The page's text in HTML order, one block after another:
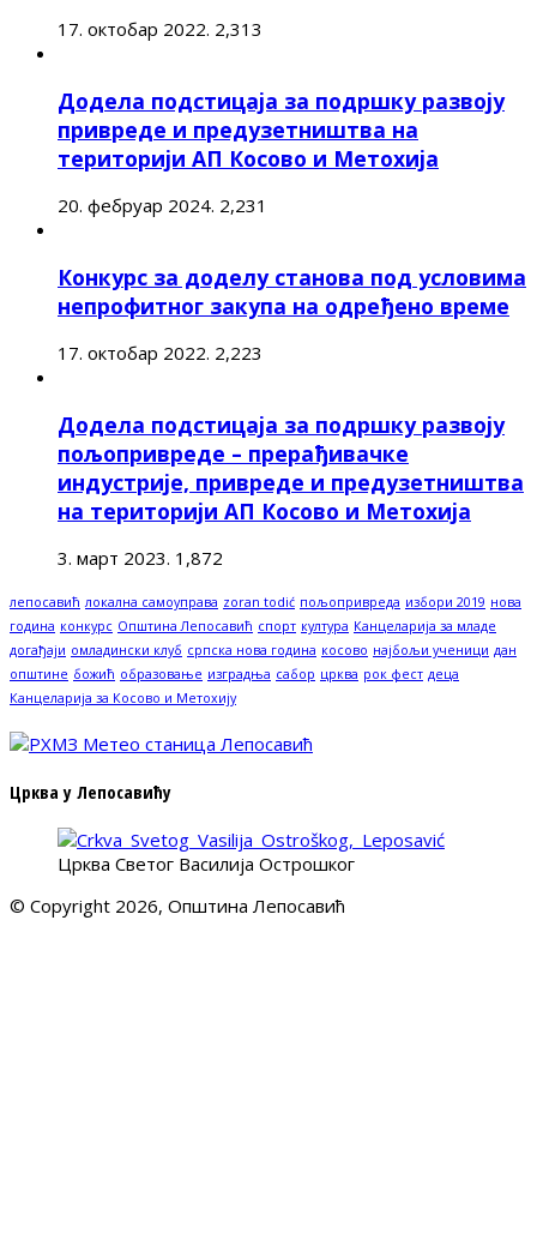
17. октобар 2022. 2,313
Додела подстицаја за подршку развоју
привреде и предузетништва на
територији АП Косово и Метохија
20. фебруар 2024. 2,231
Конкурс за доделу станова под условима
непрофитног закупа на одређено време
17. октобар 2022. 2,223
Додела подстицаја за подршку развоју
пољопривреде – прерађивачке
индустрије, привреде и предузетништва
на територији АП Косово и Метохија
3. март 2023. 1,872
лепосавић локална самоуправа zoran todić пољопривреда избори 2019 нова
година конкурс Општина Лепосавић спорт култура Канцеларија за младе
догађаји омладински клуб српска нова година косово најбољи ученици дан
општине божић образовање изградња сабор црква рок фест деца
Канцеларија за Косово и Метохију
Црква у Лепосавићу
Црква Светог Василија Острошког
© Copyright 2026, Општина Лепосавић